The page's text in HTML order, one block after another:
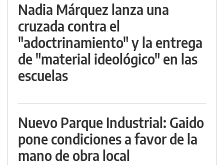
Nadia Márquez lanza una
cruzada contra el
"adoctrinamiento" y la entrega
de "material ideológico" en las
escuelas
Nuevo Parque Industrial: Gaido
pone condiciones a favor de la
mano de obra local